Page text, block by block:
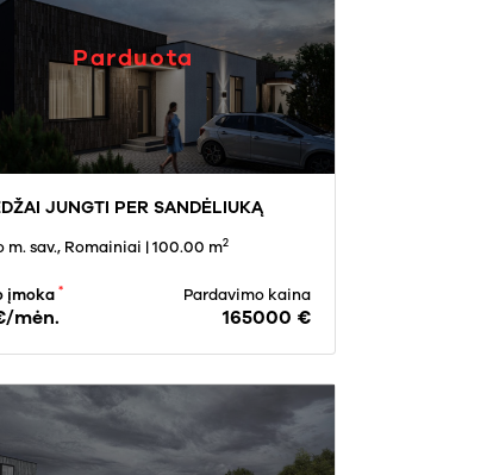
Parduota
JUNGTI PER SANDĖLIUKĄ
m. sav., Romainiai | 100.00 m2
įmoka *
mėn.
Pardavimo kaina
165000 €